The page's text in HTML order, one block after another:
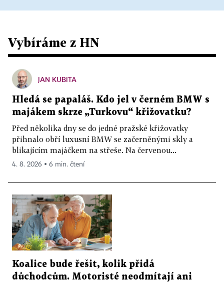
Vybíráme z HN
JAN KUBITA
Hledá se papaláš. Kdo jel v černém BMW s
majákem skrze „Turkovu“ křižovatku?
Před několika dny se do jedné pražské křižovatky
přihnalo obří luxusní BMW se začerněnými skly a
blikajícím majáčkem na střeše. Na červenou...
4. 8. 2026 ▪ 6 min. čtení
Koalice bude řešit, kolik přidá
důchodcům. Motoristé neodmítají ani